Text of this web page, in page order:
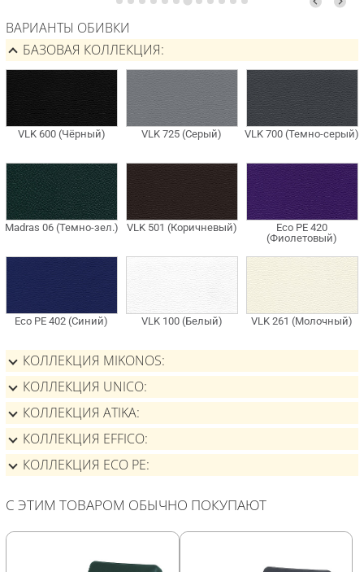
ВАРИАНТЫ ОБИВКИ
БАЗОВАЯ КОЛЛЕКЦИЯ
КОЛЛЕКЦИЯ MIKONOS
КОЛЛЕКЦИЯ UNICO
КОЛЛЕКЦИЯ ATIKA
КОЛЛЕКЦИЯ EFFICO
КОЛЛЕКЦИЯ ECO PE
С ЭТИМ ТОВАРОМ ОБЫЧНО ПОКУПАЮТ